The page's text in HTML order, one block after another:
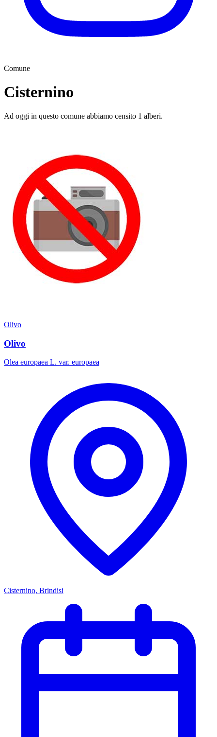
Comune
Cisternino
Ad oggi in questo comune abbiamo censito 1 alberi.
Olivo
Olivo
Olea europaea L. var. europaea
Cisternino, Brindisi